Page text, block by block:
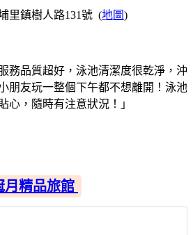
里鎮樹人路131號 (地圖)
務品質超好，泳池清潔度很乾淨，沖
朋友玩一整個下午都不想離開！泳池
心，隨時有注意狀況！」
月精品旅館